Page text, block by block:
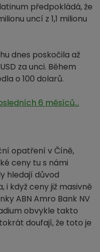
předpokládá, že
uncí z 1,1 milionu
dnes poskočila až
za unci. Během
o 100 dolarů.
6 měsíců...
opatření v Číně,
ceny tu s námi
hledají důvod
i když ceny již masivně
ABN Amro Bank NV
obvykle takto
doufají, že toto je